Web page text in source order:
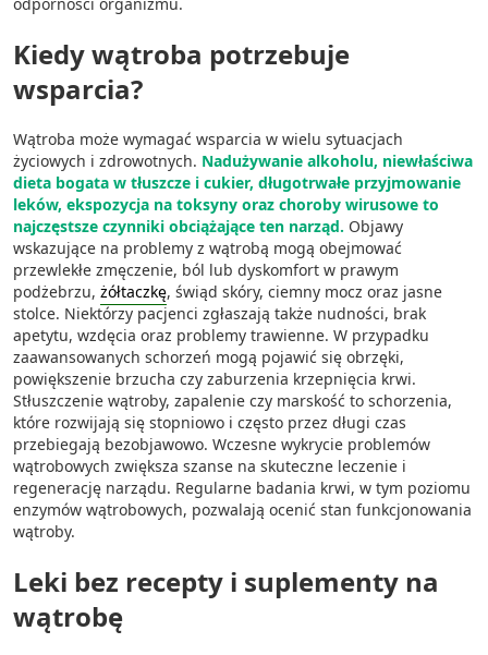
Kiedy wątroba potrzebuje
wsparcia?
Wątroba może wymagać wsparcia w wielu sytuacjach
życiowych i zdrowotnych. Nadużywanie alkoholu, niewłaściwa
dieta bogata w tłuszcze i cukier, długotrwałe przyjmowanie
leków, ekspozycja na toksyny oraz choroby wirusowe to
najczęstsze czynniki obciążające ten narząd. Objawy
wskazujące na problemy z wątrobą mogą obejmować
przewlekłe zmęczenie, ból lub dyskomfort w prawym
podżebrzu, żółtaczkę, świąd skóry, ciemny mocz oraz jasne
stolce. Niektórzy pacjenci zgłaszają także nudności, brak
apetytu, wzdęcia oraz problemy trawienne. W przypadku
zaawansowanych schorzeń mogą pojawić się obrzęki,
powiększenie brzucha czy zaburzenia krzepnięcia krwi.
Stłuszczenie wątroby, zapalenie czy marskość to schorzenia,
które rozwijają się stopniowo i często przez długi czas
przebiegają bezobjawowo. Wczesne wykrycie problemów
wątrobowych zwiększa szanse na skuteczne leczenie i
regenerację narządu. Regularne badania krwi, w tym poziomu
enzymów wątrobowych, pozwalają ocenić stan funkcjonowania
wątroby.
Leki bez recepty i suplementy na
wątrobę